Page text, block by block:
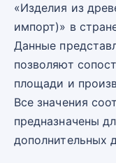
«Изделия из
импорт)» в
Данные
позволяют
площади и
Все значения
предназначены
дополнительных